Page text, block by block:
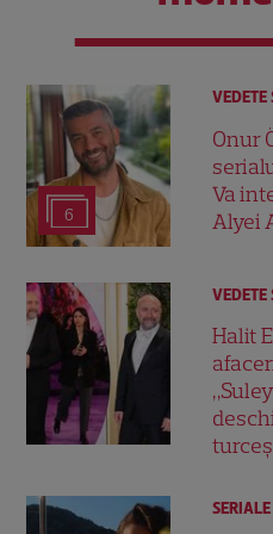
6
VEDETE
Onur
Va
Alyei
VEDETE
Halit